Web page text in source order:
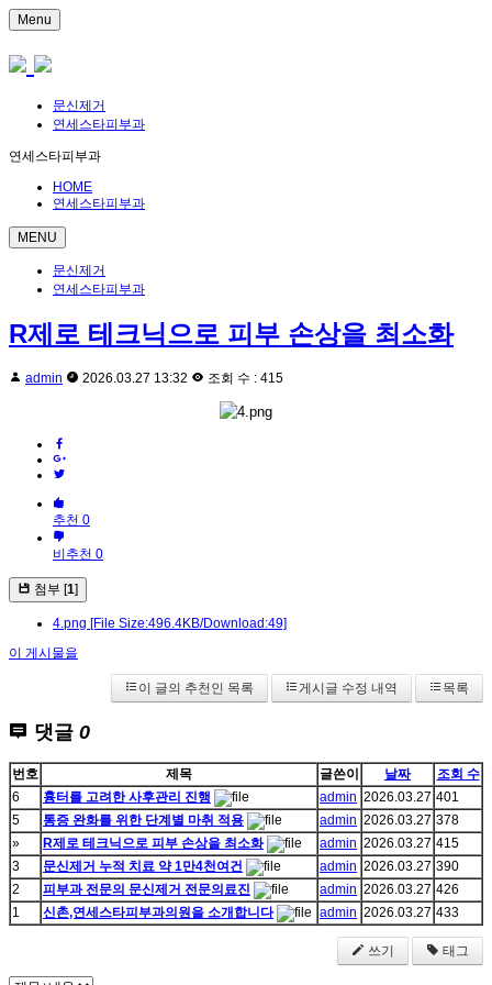
Menu
문신제거
연세스타피부과
연세스타피부과
HOME
연세스타피부과
MENU
문신제거
연세스타피부과
R제로 테크닉으로 피부 손상을 최소화
admin 2026.03.27 13:32 조회 수 : 415
추천 0
비추천 0
첨부 [1]
4.png [File Size:496.4KB/Download:49]
이 게시물을
이 글의 추천인 목록 게시글 수정 내역 목록
댓글 0
번호 제목 글쓴이 날짜
조회 수
6
흉터를 고려한 사후관리 진행 admin 2026.03.27 401
5
통증 완화를 위한 단계별 마취 적용 admin 2026.03.27 378
»
R제로 테크닉으로 피부 손상을 최소화 admin 2026.03.27 415
3
문신제거 누적 치료 약 1만4천여건 admin 2026.03.27 390
2
피부과 전문의 문신제거 전문의료진 admin 2026.03.27 426
1
신촌,연세스타피부과의원을 소개합니다 admin 2026.03.27 433
쓰기 태그